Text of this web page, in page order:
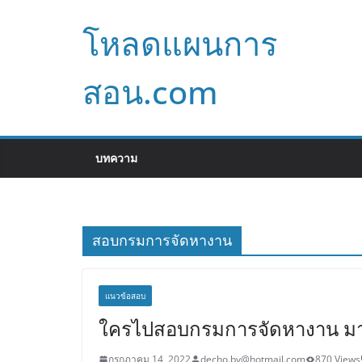
โหลดแผนการ
สอน.com
บทความ
สอบกรมการจัดหางาน
แนวข้อสอบ
ใครไปสอบกรมการจัดหางาน ม
กรกฎาคม 14, 2022 decho.by@hotmail.com 870 Views